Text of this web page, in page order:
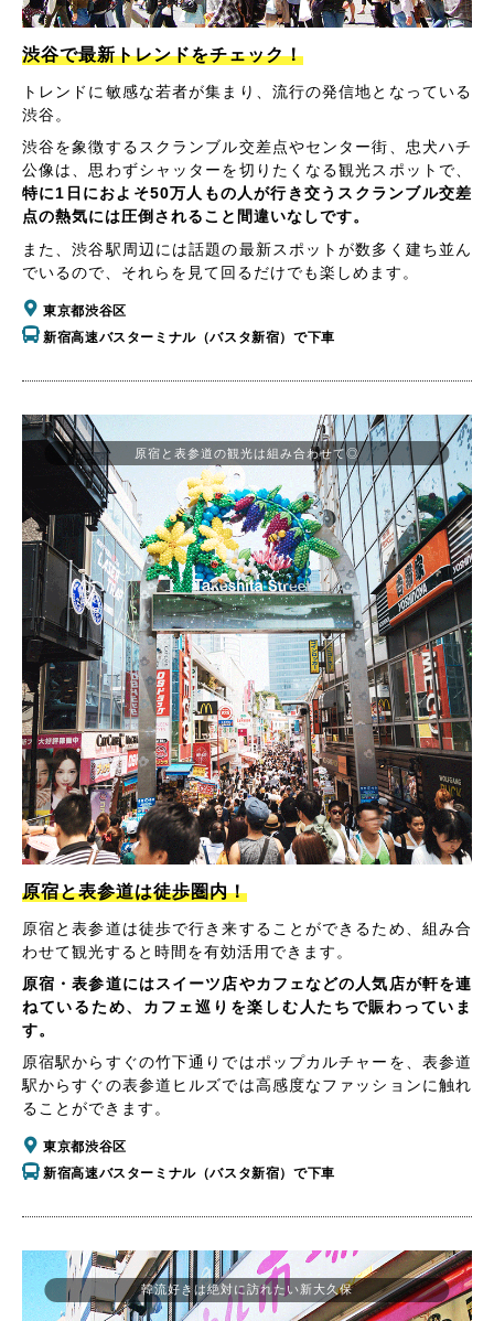
渋谷で最新トレンドをチェック！
トレンドに敏感な若者が集まり、流行の発信地となっている
渋谷。
渋谷を象徴するスクランブル交差点やセンター街、忠犬ハチ
公像は、思わずシャッターを切りたくなる観光スポットで、
特に1日におよそ50万人もの人が行き交うスクランブル交差
点の熱気には圧倒されること間違いなしです。
また、渋谷駅周辺には話題の最新スポットが数多く建ち並ん
でいるので、それらを見て回るだけでも楽しめます。
東京都渋谷区
新宿高速バスターミナル（バスタ新宿）で下車
原宿と表参道は徒歩圏内！
原宿と表参道は徒歩で行き来することができるため、組み合
わせて観光すると時間を有効活用できます。
原宿・表参道にはスイーツ店やカフェなどの人気店が軒を連
ねているため、カフェ巡りを楽しむ人たちで賑わっていま
す。
原宿駅からすぐの竹下通りではポップカルチャーを、表参道
駅からすぐの表参道ヒルズでは高感度なファッションに触れ
ることができます。
東京都渋谷区
新宿高速バスターミナル（バスタ新宿）で下車
原宿と表参道の観光は組み合わせて◎
韓流好きは絶対に訪れたい新大久保